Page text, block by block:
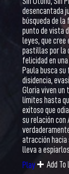
desencantada
búsqueda de
punto de vista
leyes, que cree
pastillas por la
felicidad en
Paula busca
disidencia,
Gloria viven un
límites hasta
exitoso que
su relación con
atracción hacia
lleva a
Play
Add To